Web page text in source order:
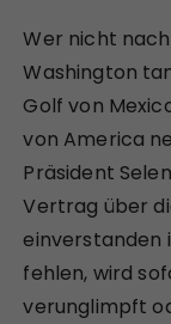
Wer nicht
Washington
Golf von
von America
Präsident
Vertrag über
einverstanden
fehlen, wird
verunglimpft